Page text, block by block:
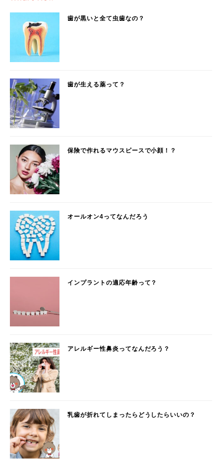
歯が黒いと全て虫歯なの？
歯が生える薬って？
保険で作れるマウスピースで小顔！？
オールオン4ってなんだろう
インプラントの適応年齢って？
アレルギー性鼻炎ってなんだろう？
乳歯が折れてしまったらどうしたらいいの？